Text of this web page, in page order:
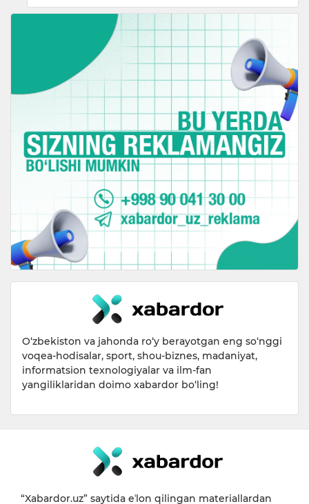
O‘zbekiston va jahonda ro‘y berayotgan eng so‘nggi
voqea-hodisalar, sport, shou-biznes, madaniyat,
informatsion texnologiyalar va ilm-fan
yangiliklaridan doimo xabardor bo‘ling!
“Xabardor.uz” saytida eʼlon qilingan materiallardan